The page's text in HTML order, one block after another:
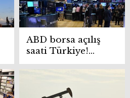
ABD borsa açılış
saati Türkiye!
Amerikan Nasdaq